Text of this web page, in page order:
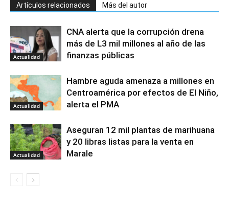
Artículos relacionados Más del autor
Actualidad
CNA alerta que la corrupción drena
más de L3 mil millones al año de las
finanzas públicas
Actualidad
Hambre aguda amenaza a millones en
Centroamérica por efectos de El Niño,
alerta el PMA
Actualidad
Aseguran 12 mil plantas de marihuana
y 20 libras listas para la venta en
Marale